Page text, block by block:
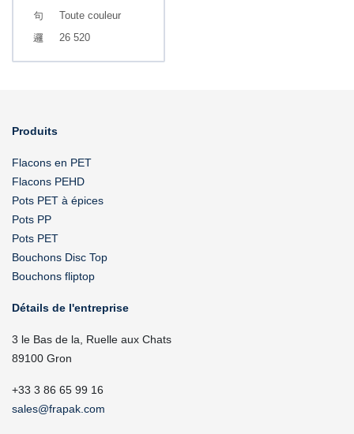
Toute couleur
26 520
Produits
Flacons en PET
Flacons PEHD
Pots PET à épices
Pots PP
Pots PET
Bouchons Disc Top
Bouchons fliptop
Détails de l'entreprise
3 le Bas de la, Ruelle aux Chats
89100 Gron
+33 3 86 65 99 16
sales@frapak.com